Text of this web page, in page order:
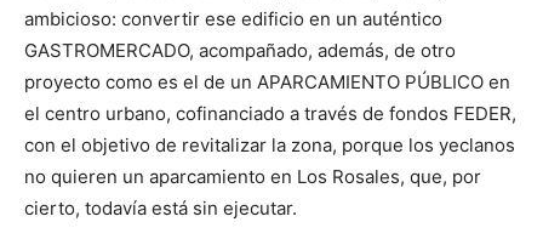
ambicioso: convertir ese edificio en un auténtico
GASTROMERCADO, acompañado, además, de otro
proyecto como es el de un APARCAMIENTO PÚBLICO en
el centro urbano, cofinanciado a través de fondos FEDER,
con el objetivo de revitalizar la zona, porque los yeclanos
no quieren un aparcamiento en Los Rosales, que, por
cierto, todavía está sin ejecutar.